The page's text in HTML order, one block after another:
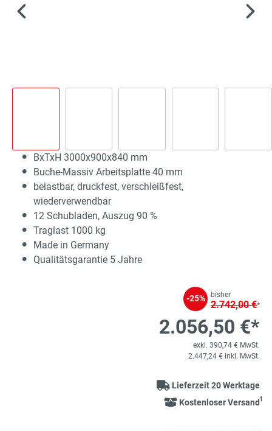
BxTxH 3000x900x840 mm
Buche-Massiv Arbeitsplatte 40 mm
belastbar, druckfest, verschleißfest,
wiederverwendbar
12 Schubladen, Auszug 90 %
Traglast 1000 kg
Made in Germany
Qualitätsgarantie 5 Jahre
-25% bisher
2.742,00 €*
2.056,50 €*
exkl. 390,74 € MwSt.
2.447,24 € inkl. MwSt.
Lieferzeit 20 Werktage
Kostenloser Versand1